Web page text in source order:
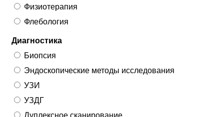
Физиотерапия
Флебология
Диагностика
Биопсия
Эндоскопические методы исследования
УЗИ
УЗДГ
Дуплексное сканирование